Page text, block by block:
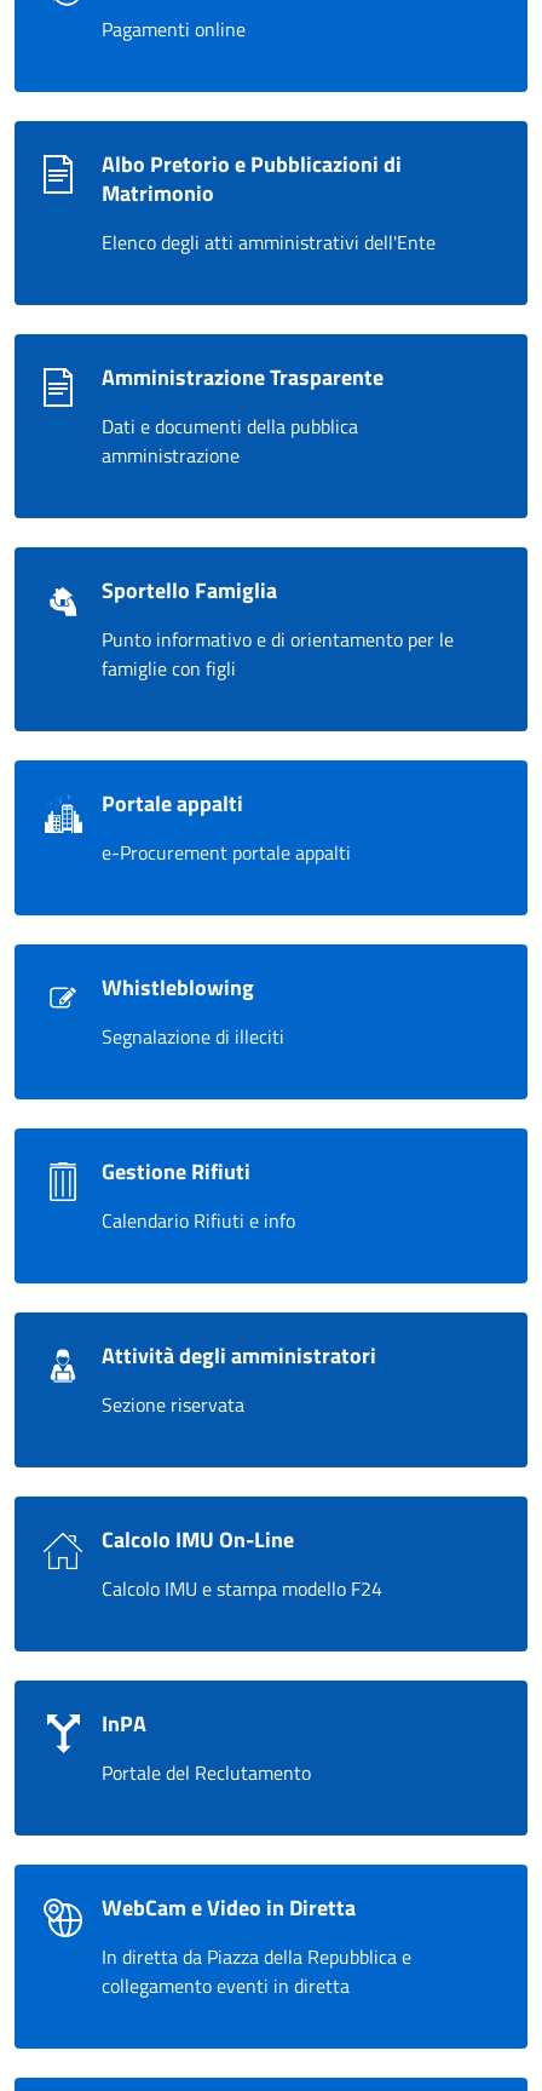
Pagamenti online
Albo Pretorio e Pubblicazioni di
Matrimonio
Elenco degli atti amministrativi dell'Ente
Amministrazione Trasparente
Dati e documenti della pubblica
amministrazione
Sportello Famiglia
Punto informativo e di orientamento per le
famiglie con figli
Portale appalti
e-Procurement portale appalti
Whistleblowing
Segnalazione di illeciti
Gestione Rifiuti
Calendario Rifiuti e info
Attività degli amministratori
Sezione riservata
Calcolo IMU On-Line
Calcolo IMU e stampa modello F24
InPA
Portale del Reclutamento
WebCam e Video in Diretta
In diretta da Piazza della Repubblica e
collegamento eventi in diretta